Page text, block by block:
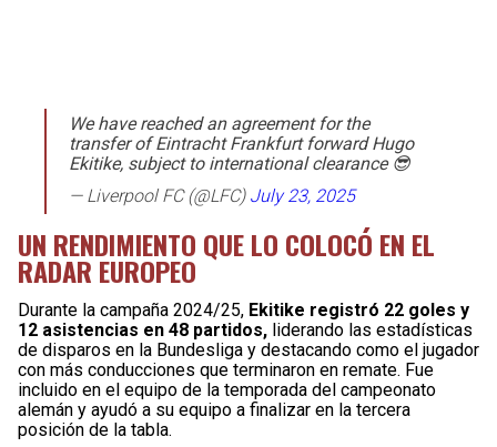
We have reached an agreement for the
transfer of Eintracht Frankfurt forward Hugo
Ekitike, subject to international clearance 😎
— Liverpool FC (@LFC) July 23, 2025
UN RENDIMIENTO QUE LO COLOCÓ EN EL
RADAR EUROPEO
Durante la campaña 2024/25, Ekitike registró 22 goles y
12 asistencias en 48 partidos, liderando las estadísticas
de disparos en la Bundesliga y destacando como el jugador
con más conducciones que terminaron en remate. Fue
incluido en el equipo de la temporada del campeonato
alemán y ayudó a su equipo a finalizar en la tercera
posición de la tabla.